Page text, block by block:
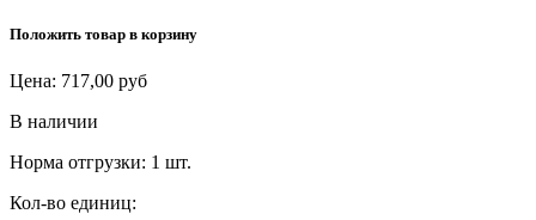
Положить товар в корзину
Цена: 717,00 руб
В наличии
Норма отгрузки: 1 шт.
Кол-во единиц: